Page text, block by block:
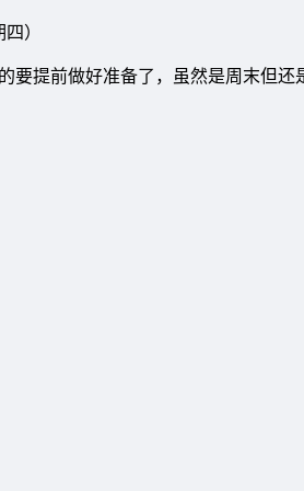
）
要提前做好准备了，虽然是周末但还